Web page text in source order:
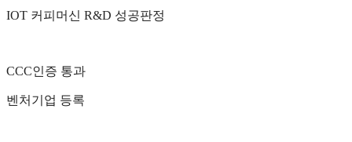
IOT 커피머신 R&D 성공판정
CCC인증 통과
벤처기업 등록